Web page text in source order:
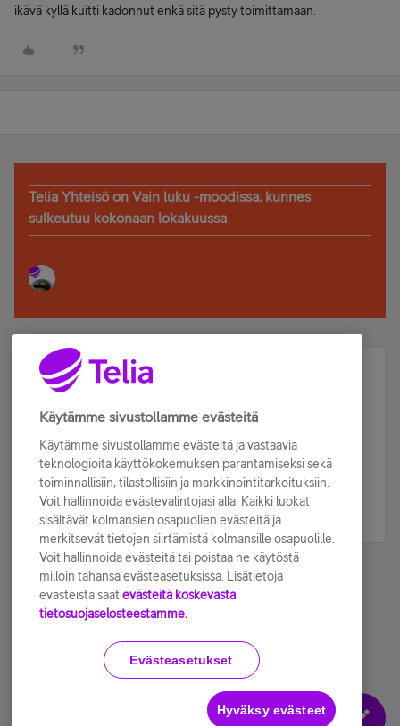
ikävä kyllä kuitti kadonnut enkä sitä pysty toimittamaan.
Telia Yhteisö on Vain luku -moodissa, kunnes
sulkeutuu kokonaan lokakuussa
Älä jää paitsi – osallistu ja voita!
Tilaa Telian uutiskirje ja olet mukana arvonnassa.
sähköpostiisi.
Tilaa nyt
Käyttöehdot Accessibility statement
Evästeasetukset
Käytämme sivustollamme evästeitä
Käytämme sivustollamme evästeitä ja vastaavia
teknologioita käyttökokemuksen parantamiseksi sekä
toiminnallisiin, tilastollisiin ja markkinointitarkoituksiin.
Voit hallinnoida evästevalintojasi alla. Kaikki luokat
sisältävät kolmansien osapuolien evästeitä ja
merkitsevät tietojen siirtämistä kolmansille osapuolille.
Voit hallinnoida evästeitä tai poistaa ne käytöstä
milloin tahansa evästeasetuksissa. Lisätietoja
evästeistä saat evästeitä koskevasta
tietosuojaselosteestamme.
Evästeasetukset
Hyväksy evästeet